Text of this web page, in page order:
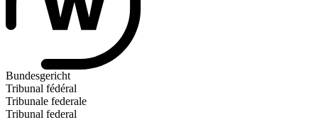
Bundesgericht
Tribunal fédéral
Tribunale federale
Tribunal federal